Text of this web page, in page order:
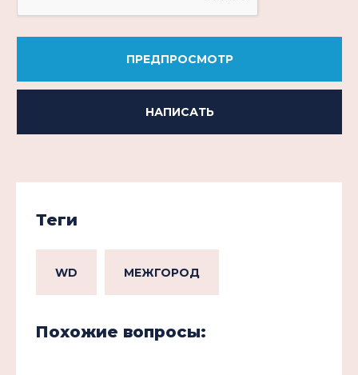
ПРЕДПРОСМОТР
НАПИСАТЬ
Теги
WD МЕЖГОРОД
Похожие вопросы: